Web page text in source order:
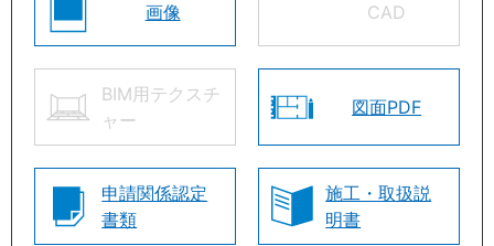
画像 CAD
BIM用テクスチ
ャー
図面PDF
申請関係認定
書類
施工・取扱説
明書